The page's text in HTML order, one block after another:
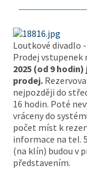
Loutkové divadlo
Prodej
2025 (od 9
prodej.
nejpozději do
16 hodin. Poté
vráceny do
počet míst k
informace na tel.
(na klín) budou v
představením.